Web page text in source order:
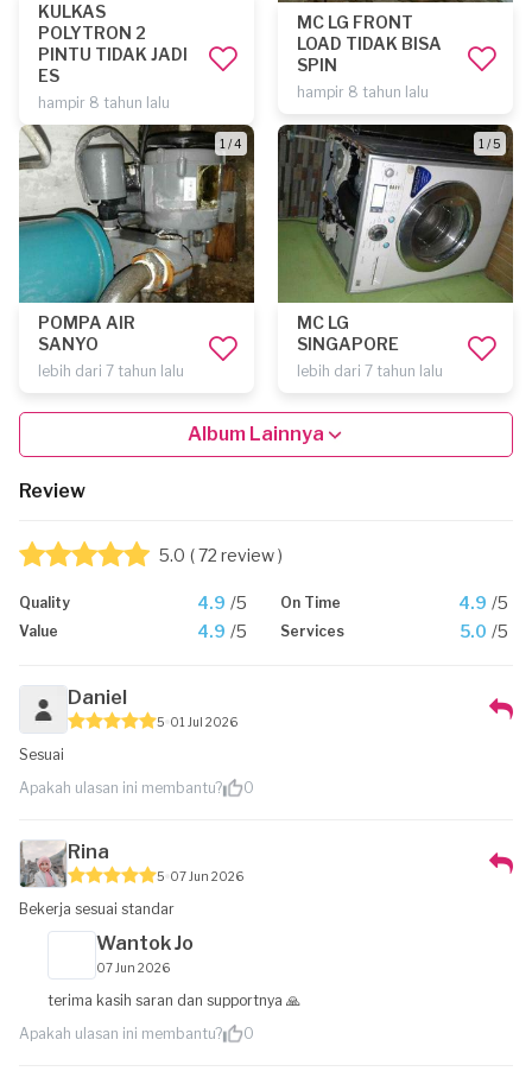
KULKAS
POLYTRON 2
PINTU TIDAK JADI
ES
hampir 8 tahun lalu
MC LG FRONT
LOAD TIDAK BISA
SPIN
hampir 8 tahun lalu
1 / 4
POMPA AIR
SANYO
lebih dari 7 tahun lalu
1 / 5
MC LG
SINGAPORE
lebih dari 7 tahun lalu
Album Lainnya
Review
5.0 ( 72 review )
Quality 4.9 /5 On Time 4.9 /5
Value 4.9 /5 Services 5.0 /5
Daniel
5 01 Jul 2026
Sesuai
Apakah ulasan ini membantu?
0
Rina
5 07 Jun 2026
Bekerja sesuai standar
Wantok Jo
07 Jun 2026
terima kasih saran dan supportnya 🙏
Apakah ulasan ini membantu?
0